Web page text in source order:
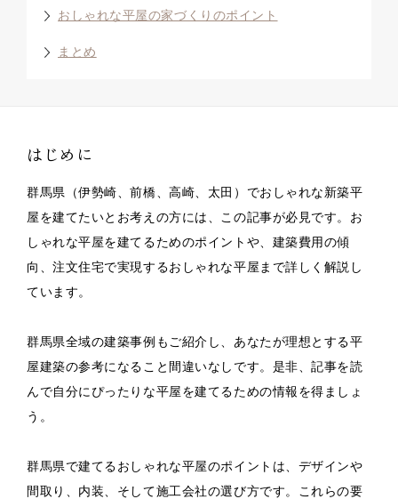
おしゃれな平屋の家づくりのポイント
まとめ
はじめに
群馬県（伊勢崎、前橋、高崎、太田）でおしゃれな新築平
屋を建てたいとお考えの方には、この記事が必見です。お
しゃれな平屋を建てるためのポイントや、建築費用の傾
向、注文住宅で実現するおしゃれな平屋まで詳しく解説し
ています。
群馬県全域の建築事例もご紹介し、あなたが理想とする平
屋建築の参考になること間違いなしです。是非、記事を読
んで自分にぴったりな平屋を建てるための情報を得ましょ
う。
群馬県で建てるおしゃれな平屋のポイントは、デザインや
間取り、内装、そして施工会社の選び方です。これらの要